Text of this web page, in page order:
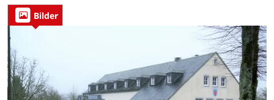
Bilder